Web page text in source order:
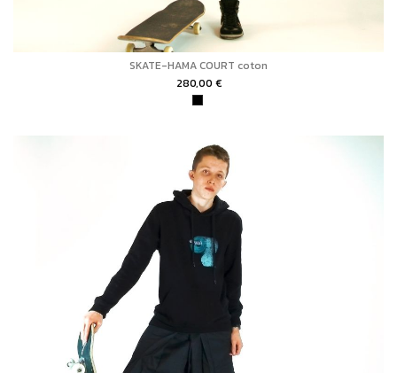
SKATE-HAMA COURT coton
280,00 €